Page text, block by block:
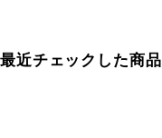
最近チェックした商品